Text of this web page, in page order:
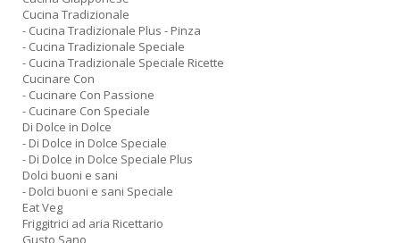
Cucina Tradizionale
- Cucina Tradizionale Plus - Pinza
- Cucina Tradizionale Speciale
- Cucina Tradizionale Speciale Ricette
Cucinare Con
- Cucinare Con Passione
- Cucinare Con Speciale
Di Dolce in Dolce
- Di Dolce in Dolce Speciale
- Di Dolce in Dolce Speciale Plus
Dolci buoni e sani
- Dolci buoni e sani Speciale
Eat Veg
Friggitrici ad aria Ricettario
Gusto Sano